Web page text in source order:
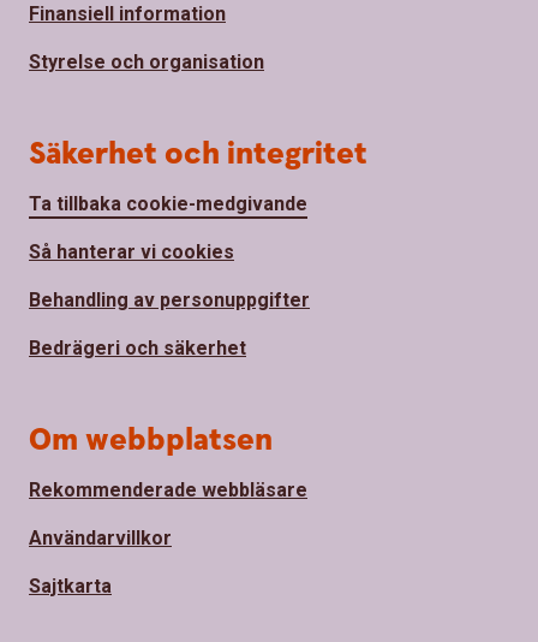
Finansiell information
Styrelse och organisation
Säkerhet och integritet
Ta tillbaka cookie-medgivande
Så hanterar vi cookies
Behandling av personuppgifter
Bedrägeri och säkerhet
Om webbplatsen
Rekommenderade webbläsare
Användarvillkor
Sajtkarta